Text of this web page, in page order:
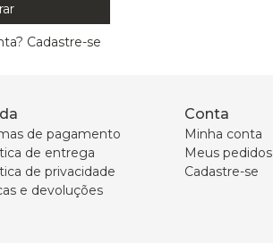
Cadastre-se
de pagamento
de entrega
de privacidade
e devoluções
Conta
Minha conta
Meus pedidos
Cadastre-se